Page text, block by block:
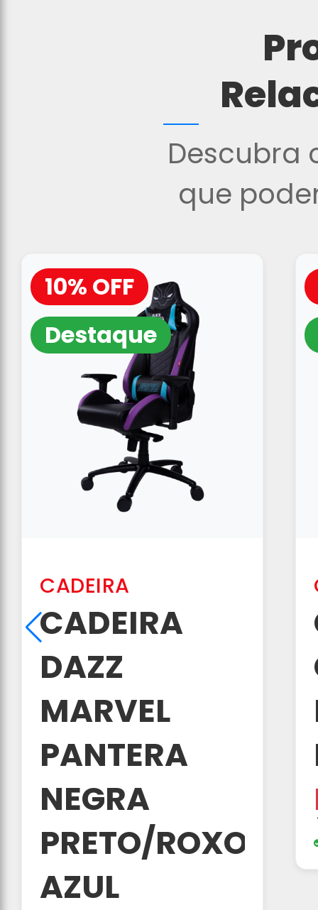
Descubra
que
10% OFF
Destaque
CADEIRA
CADEIRA
DAZZ
MARVEL
PANTERA
NEGRA
PRETO/ROXO/
AZUL